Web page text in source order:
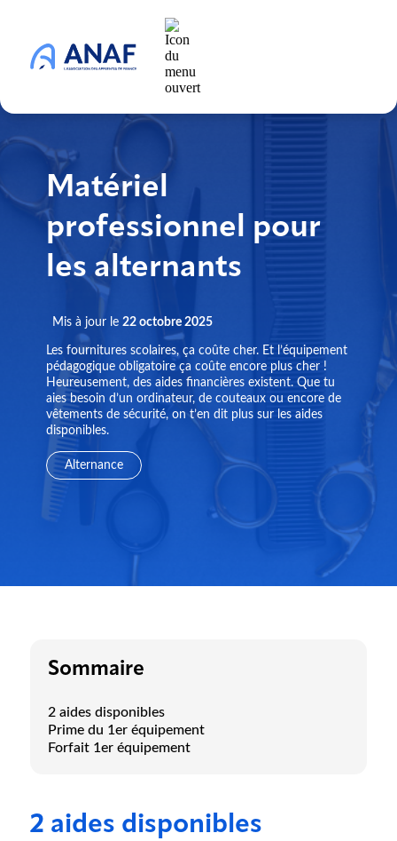
Matériel
professionnel pour
les alternants
Mis à jour le 22 octobre 2025
Les fournitures scolaires, ça coûte cher. Et l’équipement
pédagogique obligatoire ça coûte encore plus cher !
Heureusement, des aides financières existent. Que tu
aies besoin d’un ordinateur, de couteaux ou encore de
vêtements de sécurité, on t’en dit plus sur les aides
disponibles.
Alternance
Sommaire
2 aides disponibles
Prime du 1er équipement
Forfait 1er équipement
2 aides disponibles